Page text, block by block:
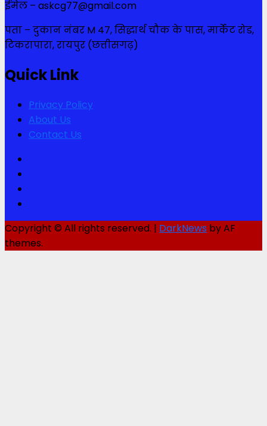
ईमेल – askcg77@gmail.com
पता – दुकान नंबर M 47, सिद्धार्थ चौक के पास, मार्केट रोड,
टिकरापारा, रायपुर (छत्तीसगढ़)
Quick Link
Privacy Policy
About Us
Contact Us
Copyright © All rights reserved. | DarkNews by AF
themes.